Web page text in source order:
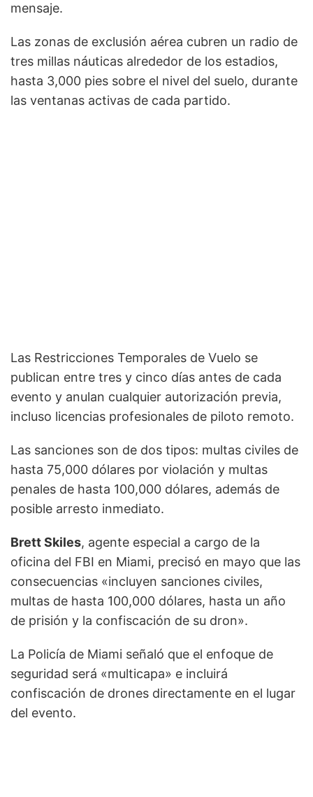
mensaje.
Las zonas de exclusión aérea cubren un radio de
tres millas náuticas alrededor de los estadios,
hasta 3,000 pies sobre el nivel del suelo, durante
las ventanas activas de cada partido.
Las Restricciones Temporales de Vuelo se
publican entre tres y cinco días antes de cada
evento y anulan cualquier autorización previa,
incluso licencias profesionales de piloto remoto.
Las sanciones son de dos tipos: multas civiles de
hasta 75,000 dólares por violación y multas
penales de hasta 100,000 dólares, además de
posible arresto inmediato.
Brett Skiles, agente especial a cargo de la
oficina del FBI en Miami, precisó en mayo que las
consecuencias «incluyen sanciones civiles,
multas de hasta 100,000 dólares, hasta un año
de prisión y la confiscación de su dron».
La Policía de Miami señaló que el enfoque de
seguridad será «multicapa» e incluirá
confiscación de drones directamente en el lugar
del evento.